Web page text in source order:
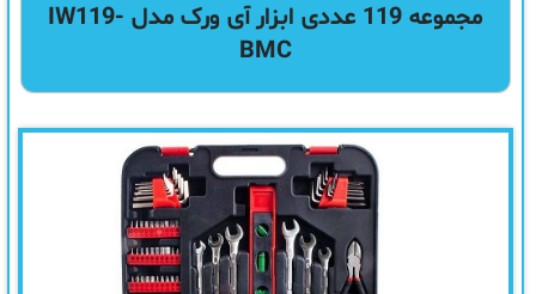
مجموعه 119 عددی ابزار آی ورک مدل IW119-
BMC